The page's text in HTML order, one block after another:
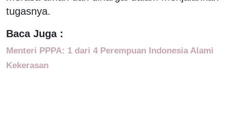
tugasnya.
Baca Juga :
Menteri PPPA: 1 dari 4 Perempuan Indonesia Alami
Kekerasan